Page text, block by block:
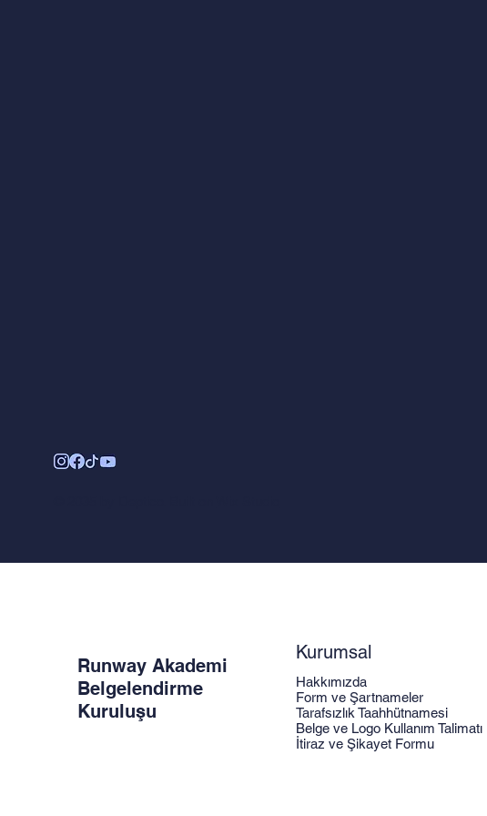
Runway Akademi
Belgelendirme
Kuruluşu
Kurumsal
Hakkımızda
Form ve Şartnameler
Tarafsızlık Taahhütnamesi
Belge ve Logo Kullanım Talimatı
İtiraz ve Şikayet Formu